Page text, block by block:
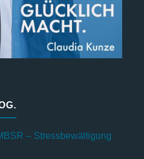
– Stressbewältigung